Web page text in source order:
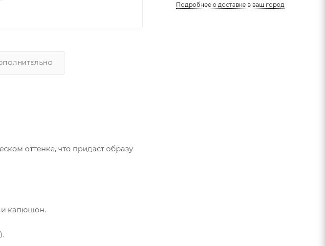
оттенке, что придаст образу
и капюшон.
Подробнее о доставке в ваш город